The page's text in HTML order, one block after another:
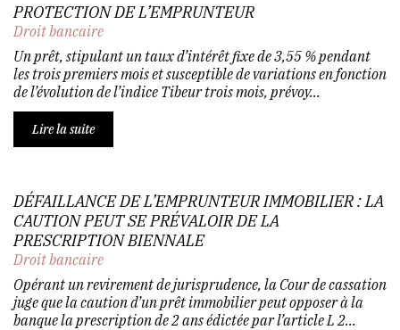
PROTECTION DE L’EMPRUNTEUR
Droit bancaire
Un prêt, stipulant un taux d’intérêt fixe de 3,55 % pendant
les trois premiers mois et susceptible de variations en fonction
de l’évolution de l’indice Tibeur trois mois, prévoy...
Lire la suite
DÉFAILLANCE DE L’EMPRUNTEUR IMMOBILIER : LA
CAUTION PEUT SE PRÉVALOIR DE LA
PRESCRIPTION BIENNALE
Droit bancaire
Opérant un revirement de jurisprudence, la Cour de cassation
juge que la caution d’un prêt immobilier peut opposer à la
banque la prescription de 2 ans édictée par l’article L 2...